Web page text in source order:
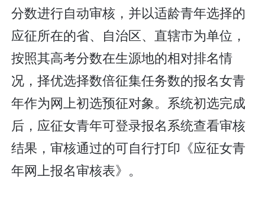
分数进行自动审核，并以适龄青年选择的
应征所在的省、自治区、直辖市为单位，
按照其高考分数在生源地的相对排名情
况，择优选择数倍征集任务数的报名女青
年作为网上初选预征对象。系统初选完成
后，应征女青年可登录报名系统查看审核
结果，审核通过的可自行打印《应征女青
年网上报名审核表》。